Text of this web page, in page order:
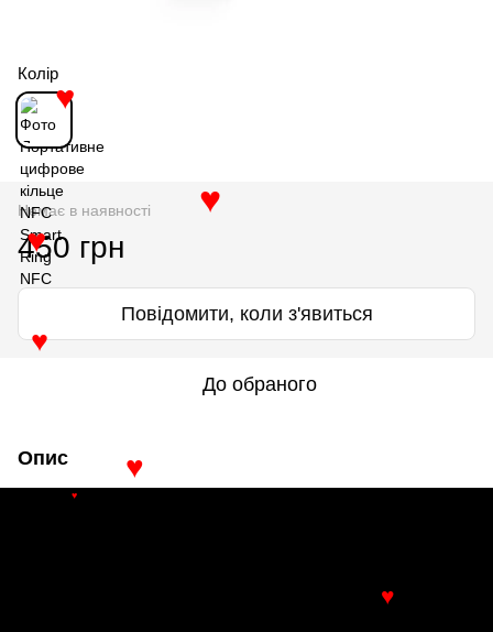
Колір
Немає в наявності
450 грн
Повідомити, коли з'явиться
До обраного
Опис
♥
♥
♥
♥
♥
♥
♥